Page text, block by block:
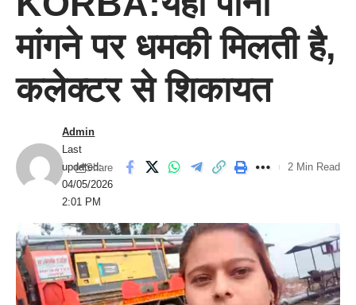
मांगने पर धमकी मिलती है,
कलेक्टर से शिकायत
Last
updated:
04/05/2026
2:01 PM
Admin
Share 2 Min Read